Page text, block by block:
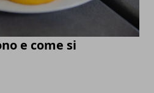
e come si